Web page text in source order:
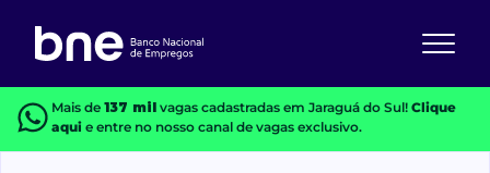
Mais de 137 milvagas cadastradas em Jaraguá do Sul! Clique
aquie entre no nosso canal de vagas exclusivo.